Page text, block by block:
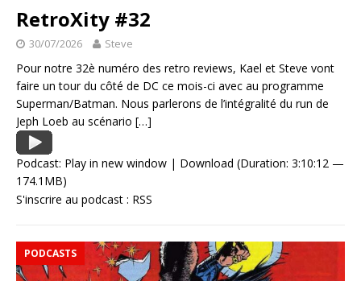
RetroXity #32
30/07/2026 Steve
Pour notre 32è numéro des retro reviews, Kael et Steve vont
faire un tour du côté de DC ce mois-ci avec au programme
Superman/Batman. Nous parlerons de l’intégralité du run de
Jeph Loeb au scénario […]
Podcast: Play in new window | Download (Duration: 3:10:12 —
174.1MB)
S'inscrire au podcast : RSS
PODCASTS